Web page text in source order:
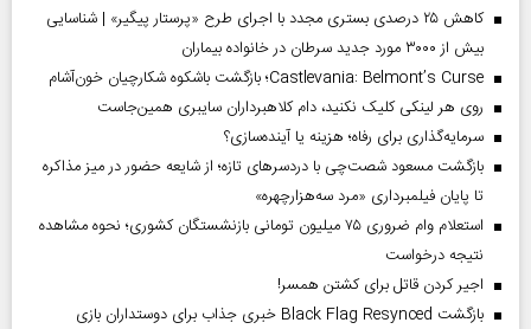
کاهش ۲۵ درصدی بستری مجدد با اجرای طرح «پرستار پیگیر» | شناسایی
بیش از ۳۰۰۰ مورد جدید سرطان در خانواده بیماران
Castlevania: Belmont’s Curse؛ بازگشت باشکوه شکارچیان خون‌آشام
روی هر لینکی کلیک نکنید، دام کلاهبرداران سایبری همین‌جاست
سرمایه‌گذاری برای رفاه؛ هزینه یا آینده‌سازی؟
بازگشت مسعود شصت‌چی با دردسر‌های تازه؛ از شایعه حضور در میز مذاکره
تا پایان فیلمبرداری «مرد سه‌هزارچهره»
استعلام وام ضروری ۷۵ میلیون تومانی بازنشستگان کشوری؛ نحوه مشاهده
نتیجه درخواست
اجیر کردن قاتل برای کشتن همسر!
بازگشت Black Flag Resynced خبری جذاب برای دوستداران بازی